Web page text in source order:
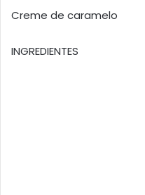
Creme de caramelo
INGREDIENTES